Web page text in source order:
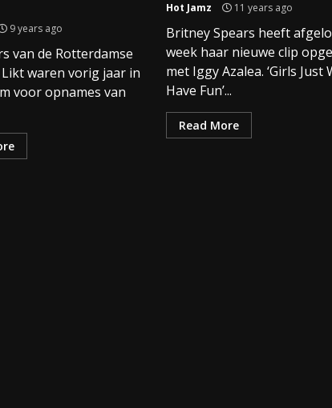
9 years ago
van de Rotterdamse
waren vorig jaar in
voor opnames van
Hot Jamz 11 years ago
Britney Spears heeft
week haar nieuwe clip
met Iggy Azalea. ‘Girls Just
Have Fun’...
Read More